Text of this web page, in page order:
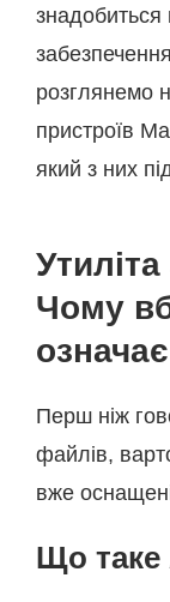
знадобиться
розглянемо
пристроїв
який з них
Чому
Перш ніж
файлів,
вже
Що таке